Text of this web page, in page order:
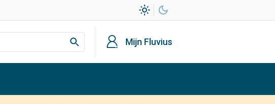
light_mode dark_mode
profiel Mijn Fluvius